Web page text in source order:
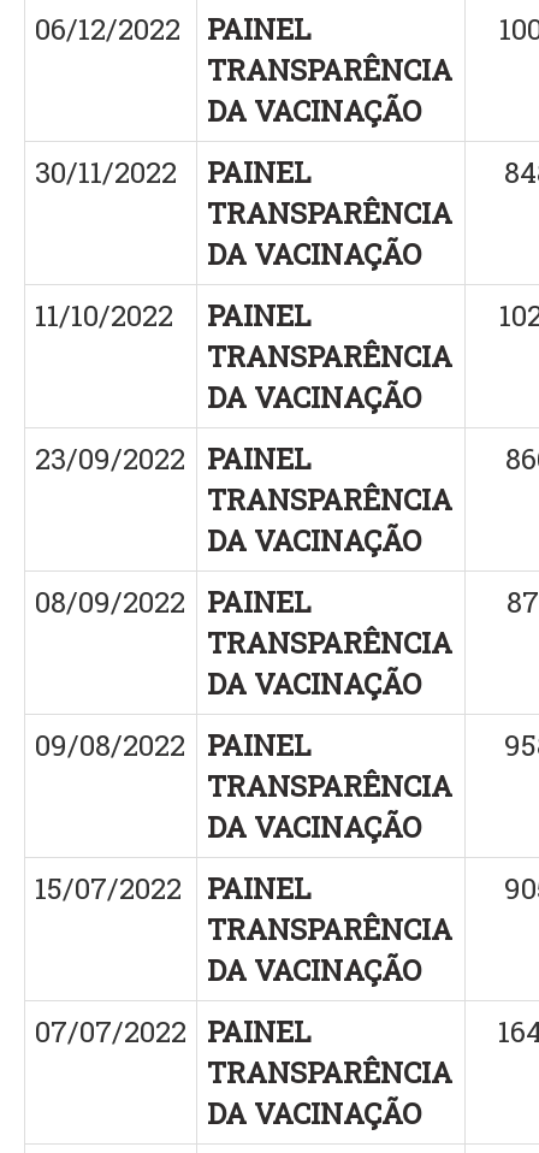
06/12/2022
PAINEL
TRANSPARÊNCIA
DA VACINAÇÃO
30/11/2022
PAINEL
TRANSPARÊNCIA
DA VACINAÇÃO
11/10/2022
PAINEL
TRANSPARÊNCIA
DA VACINAÇÃO
23/09/2022
PAINEL
TRANSPARÊNCIA
DA VACINAÇÃO
08/09/2022
PAINEL
TRANSPARÊNCIA
DA VACINAÇÃO
09/08/2022
PAINEL
TRANSPARÊNCIA
DA VACINAÇÃO
15/07/2022
PAINEL
TRANSPARÊNCIA
DA VACINAÇÃO
07/07/2022 PAINEL
TRANSPARÊNCIA
DA VACINAÇÃO